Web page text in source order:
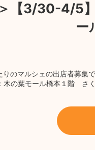
【3/30-4/5
ー
りのマルシェの出店者募
木の葉モール橋本１階 さ